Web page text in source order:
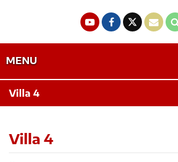
MENU
Villa 4
Villa 4